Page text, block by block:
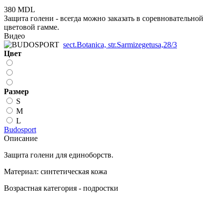
380 MDL
Защита голени - всегда можно заказать в соревновательной
цветовой гамме.
Видео
sect.Botanica, str.Sarmizegetusa,28/3
Цвет
Размер
S
M
L
Budosport
Описание
Защита голени для единоборств.
Материал: синтетическая кожа
Возрастная категория - подростки